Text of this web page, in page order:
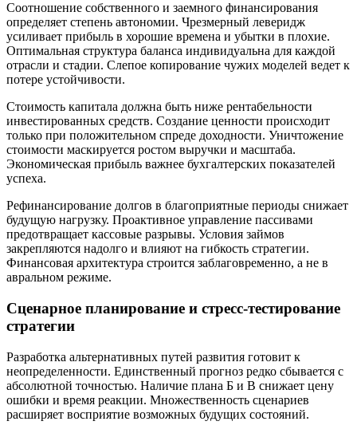
Соотношение собственного и заемного финансирования
определяет степень автономии. Чрезмерный леверидж
усиливает прибыль в хорошие времена и убытки в плохие.
Оптимальная структура баланса индивидуальна для каждой
отрасли и стадии. Слепое копирование чужих моделей ведет к
потере устойчивости.
Стоимость капитала должна быть ниже рентабельности
инвестированных средств. Создание ценности происходит
только при положительном спреде доходности. Уничтожение
стоимости маскируется ростом выручки и масштаба.
Экономическая прибыль важнее бухгалтерских показателей
успеха.
Рефинансирование долгов в благоприятные периоды снижает
будущую нагрузку. Проактивное управление пассивами
предотвращает кассовые разрывы. Условия займов
закрепляются надолго и влияют на гибкость стратегии.
Финансовая архитектура строится заблаговременно, а не в
авральном режиме.
Сценарное планирование и стресс-тестирование
стратегии
Разработка альтернативных путей развития готовит к
неопределенности. Единственный прогноз редко сбывается с
абсолютной точностью. Наличие плана Б и В снижает цену
ошибки и время реакции. Множественность сценариев
расширяет восприятие возможных будущих состояний.